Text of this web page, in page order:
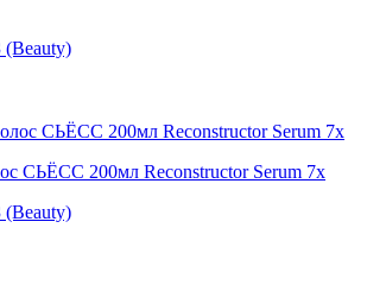
СЬЁСС 200мл Reconstructor Serum 7x